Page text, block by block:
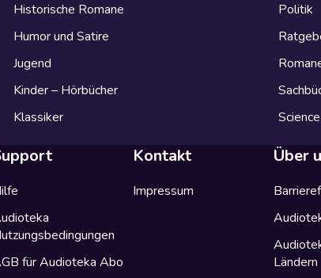
Historische Romane
Humor und Satire
Jugend
Kinder – Hörbücher
Klassiker
Politik
für Audioteka Abo
Kontakt
Impressum
Über
Ländern